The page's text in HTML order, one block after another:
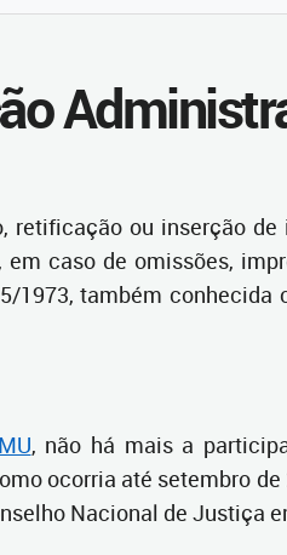
ou inserção
caso de omissões,
1973, também conhecida
, não há mais a
ocorria até setembro
Nacional de Justiça